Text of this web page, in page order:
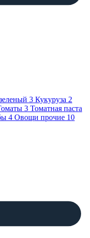
3 Кукуруза 2
3 Томатная паста
4 Овощи прочие 10